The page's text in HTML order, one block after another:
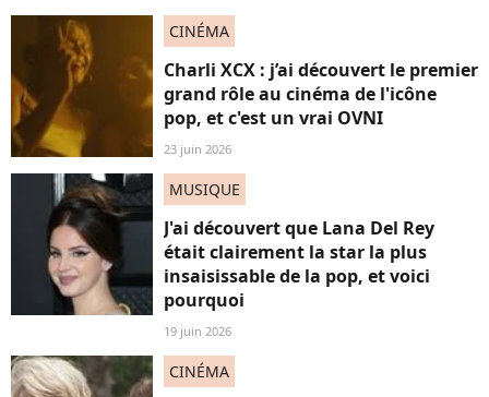
CINÉMA
Charli XCX : j’ai découvert le premier
grand rôle au cinéma de l'icône
pop, et c'est un vrai OVNI
23 juin 2026
MUSIQUE
J'ai découvert que Lana Del Rey
était clairement la star la plus
insaisissable de la pop, et voici
pourquoi
19 juin 2026
CINÉMA